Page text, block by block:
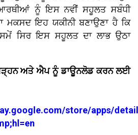
ਨੂੰ ਇਸ ਨਵੀਂ ਸਹੂਲਤ ਸਬੰਧੀ
ਮਕਸਦ ਇਹ ਯਕੀਨੀ ਬਣਾਉਣਾ ਹੈ ਕਿ
ਸਿਰ ਇਸ ਸਹੂਲਤ ਦਾ ਲਾਭ ਉਠਾ
ਅਤੇ ਐਪ ਨੂੰ ਡਾਊਨਲੋਡ ਕਰਨ ਲਈ
store/apps/